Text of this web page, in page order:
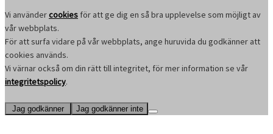
Vi användercookies för att ge dig en så bra upplevelse som möjligt av
vår webbplats.
För att surfa vidare på vår webbplats, ange huruvida du godkänner att
cookies används.
Vi värnar också om din rätt till integritet, för mer information se vår
integritetspolicy.
Jag godkänner Jag godkänner inte